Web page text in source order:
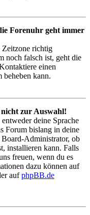
Forenuhr geht immer
Zeitzone richtig
noch falsch ist, geht die
einen
beheben kann.
nicht zur Auswahl!
deine Sprache
Forum bislang in deine
Board-Administrator, ob
installieren kann. Falls
freuen, wenn du es
dazu können auf
aufphpBB.de